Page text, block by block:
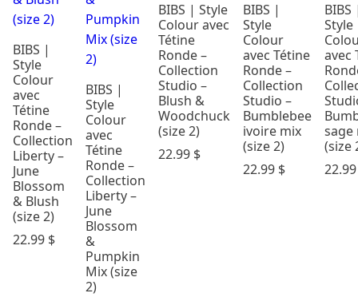
BIBS |
Style
Colour
avec
Tétine
Ronde –
Collection
Liberty –
June
Blossom
& Blush
(size 2)
22.99 $
BIBS |
Style
Colour
avec
Tétine
Ronde –
Collection
Liberty –
June
Blossom
&
Pumpkin
Mix (size
2)
BIBS | Style
Colour avec
Tétine
Ronde –
Collection
Studio –
Blush &
Woodchuck
(size 2)
22.99 $
BIBS |
Style
Colour
avec Tétine
Ronde –
Collection
Studio –
Bumblebee
ivoire mix
(size 2)
22.99 $
BIBS
Style
avec
sage
(size